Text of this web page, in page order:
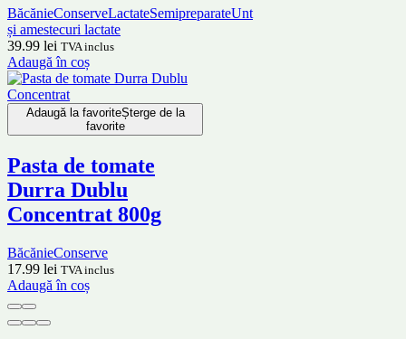
BăcănieConserveLactateSemipreparateUnt
și amestecuri lactate
39.99 lei TVA inclus
Adaugă în coș
Adaugă la favoriteȘterge de la
favorite
Pasta de tomate
Durra Dublu
Concentrat 800g
BăcănieConserve
17.99 lei TVA inclus
Adaugă în coș